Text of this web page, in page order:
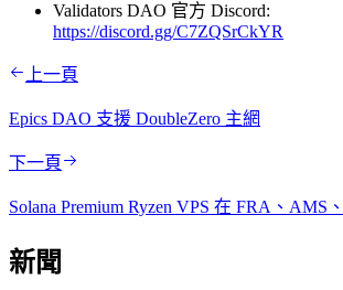
Validators DAO 官方 Discord:
https://discord.gg/C7ZQSrCkYR
上一頁
Epics DAO 支援 DoubleZero 主網
下一頁
Solana Premium Ryzen VPS 在 FRA、AMS
新聞